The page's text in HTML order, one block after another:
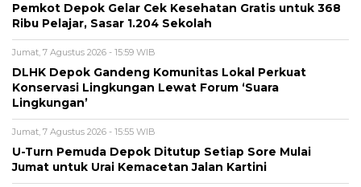
Pemkot Depok Gelar Cek Kesehatan Gratis untuk 368
Ribu Pelajar, Sasar 1.204 Sekolah
Jumat, 7 Agustus 2026 - 15:59 WIB
DLHK Depok Gandeng Komunitas Lokal Perkuat
Konservasi Lingkungan Lewat Forum ‘Suara
Lingkungan’
Jumat, 7 Agustus 2026 - 15:55 WIB
U-Turn Pemuda Depok Ditutup Setiap Sore Mulai
Jumat untuk Urai Kemacetan Jalan Kartini